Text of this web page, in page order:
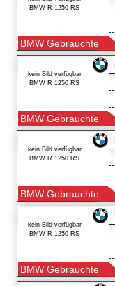
BMW R 1250 RS
BMW Gebrauchte
kein Bild verfügbar
BMW R 1250 RS
BMW Gebrauchte
kein Bild verfügbar
BMW R 1250 RS
BMW Gebrauchte
kein Bild verfügbar
BMW R 1250 RS
BMW Gebrauchte